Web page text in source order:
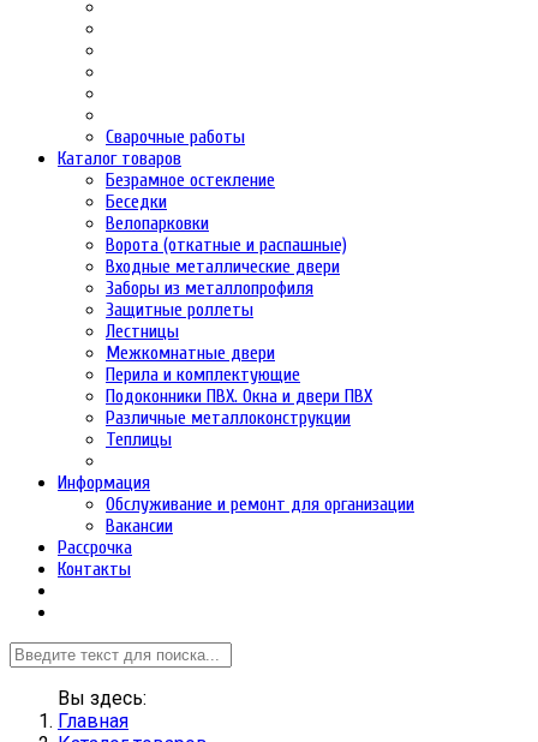
Сварочные работы
Каталог товаров
Безрамное остекление
Беседки
Велопарковки
Ворота (откатные и распашные)
Входные металлические двери
Заборы из металлопрофиля
Защитные роллеты
Лестницы
Межкомнатные двери
Перила и комплектующие
Подоконники ПВХ. Окна и двери ПВХ
Различные металлоконструкции
Теплицы
Информация
Обслуживание и ремонт для организации
Вакансии
Рассрочка
Контакты
Вы здесь:
Главная